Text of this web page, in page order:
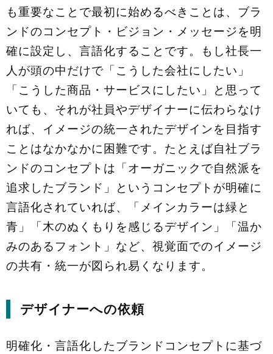
も重要なことで最初に始めるべきことは、ブラ
ンドのコンセプト・ビジョン・メッセージを明
確に設定し、言語化することです。もし社長一
人が頭の中だけで「こうした会社にしたい」
「こうした商品・サービスにしたい」と思って
いても、それが社員やデザイナーに伝わらなけ
れば、イメージの統一されたデザインを目指す
ことはなかなかに困難です。たとえば自社ブラ
ンドのコンセプトは「オーガニックで自然派を
追求したブランド」というコンセプトが明確に
言語化されていれば、「メインカラーは緑と
青」「木のぬくもりを感じるデザイン」「温か
みのあるフォント」など、視覚面でのイメージ
の共有・統一が図られ易くなります。
デザイナーへの依頼
明確化・言語化したブランドコンセプトに基づ